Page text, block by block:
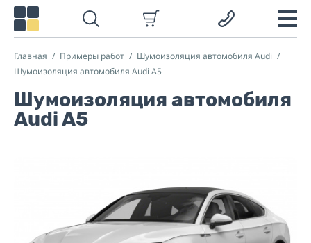
Главная Примеры работ
Шумоизоляция автомобиля Audi
Шумоизоляция автомобиля Audi A5
Шумоизоляция автомобиля
Audi A5